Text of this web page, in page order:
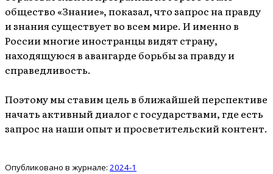
общество «Знание», показал, что запрос на правду
и знания существует во всем мире. И именно в
России многие иностранцы видят страну,
находящуюся в авангарде борьбы за правду и
справедливость.
Поэтому мы ставим цель в ближайшей перспективе
начать активный диалог с государствами, где есть
запрос на наши опыт и просветительский контент.
Опубликовано в журнале: 2024-1